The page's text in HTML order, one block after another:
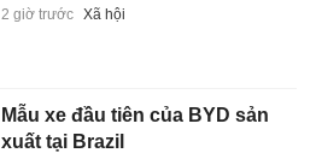
2 giờ trước Xã hội
Mẫu xe đầu tiên của BYD sản
xuất tại Brazil